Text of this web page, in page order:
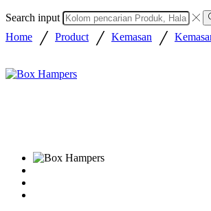
Search input
Home / Product / Kemasan /